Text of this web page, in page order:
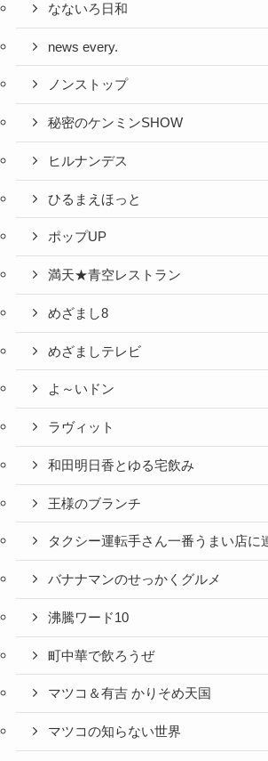
なないろ日和
news every.
ノンストップ
秘密のケンミンSHOW
ヒルナンデス
ひるまえほっと
ポップUP
満天★青空レストラン
めざまし8
めざましテレビ
よ～いドン
ラヴィット
和田明日香とゆる宅飲み
王様のブランチ
タクシー運転手さん一番うまい店に
バナナマンのせっかくグルメ
沸騰ワード10
町中華で飲ろうぜ
マツコ＆有吉 かりそめ天国
マツコの知らない世界